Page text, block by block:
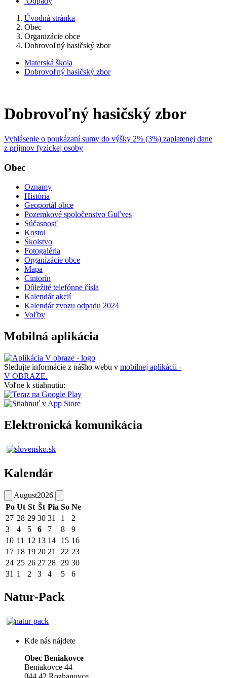
Úvodná stránka
Obec
Organizácie obce
Dobrovoľný hasičský zbor
Materská škola
Dobrovoľný hasičský zbor
Dobrovoľný hasičský zbor
Vyhlásenie o poukázaní sumy do výšky 2% (3%) zaplatenej dane
z príjmov fyzickej osoby
Obec
Oznamy
História
Geoportál obce
Pozemkové spoločenstvo Guľves
Súčasnosť
Kostol
Školstvo
Fotogaléria
Organizácie obce
Mapa
Cintorín
Dôležité telefónne čísla
Kalendár akcií
Kalendár zvozu odpadu 2024
Voľby
Mobilná aplikácia
Sledujte informácie z nášho webu v mobilnej aplikácii -
V OBRAZE.
Voľne k stiahnutiu:
Elektronická komunikácia
Kalendár
August2026
Po Ut St Št Pia So Ne
27 28 29 30 31 1
2
3
4 5 6 7 8
9
10 11 12 13 14 15 16
17 18 19 20 21 22 23
24 25 26 27 28 29 30
31 1 2 3 4 5 6
Natur-Pack
Kde nás nájdete
Obec Beniakovce
Beniakovce 44
044 42 Rozhanovce